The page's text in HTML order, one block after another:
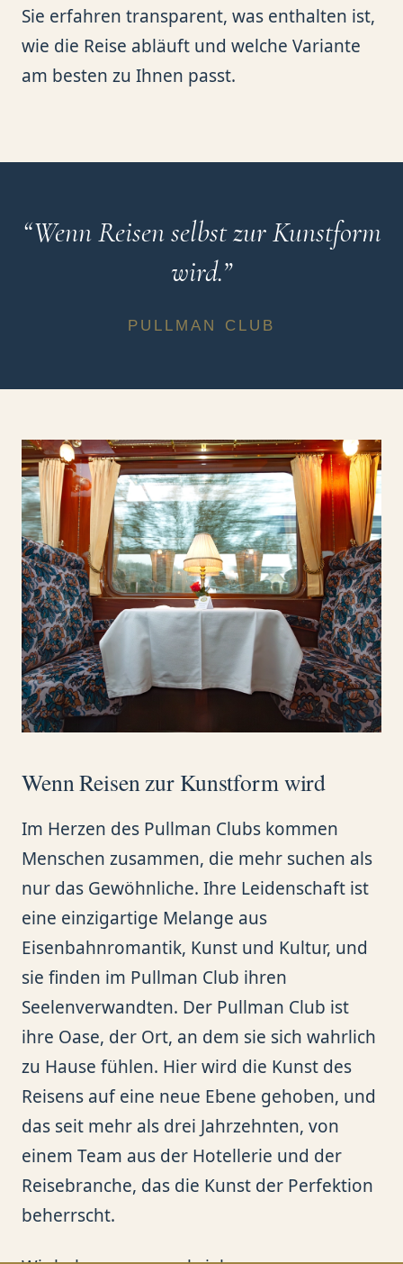
Sie erfahren transparent, was enthalten ist,
wie die Reise abläuft und welche Variante
am besten zu Ihnen passt.
“Wenn Reisen selbst zur Kunstform
wird.”
PULLMAN CLUB
Wenn Reisen zur Kunstform wird
Im Herzen des Pullman Clubs kommen
Menschen zusammen, die mehr suchen als
nur das Gewöhnliche. Ihre Leidenschaft ist
eine einzigartige Melange aus
Eisenbahnromantik, Kunst und Kultur, und
sie finden im Pullman Club ihren
Seelenverwandten. Der Pullman Club ist
ihre Oase, der Ort, an dem sie sich wahrlich
zu Hause fühlen. Hier wird die Kunst des
Reisens auf eine neue Ebene gehoben, und
das seit mehr als drei Jahrzehnten, von
einem Team aus der Hotellerie und der
Reisebranche, das die Kunst der Perfektion
beherrscht.